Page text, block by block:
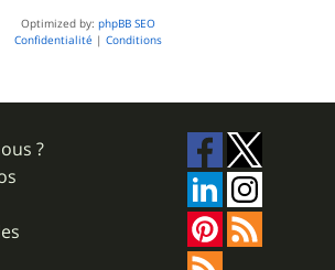
Optimized by: phpBB SEO
Confidentialité | Conditions
?